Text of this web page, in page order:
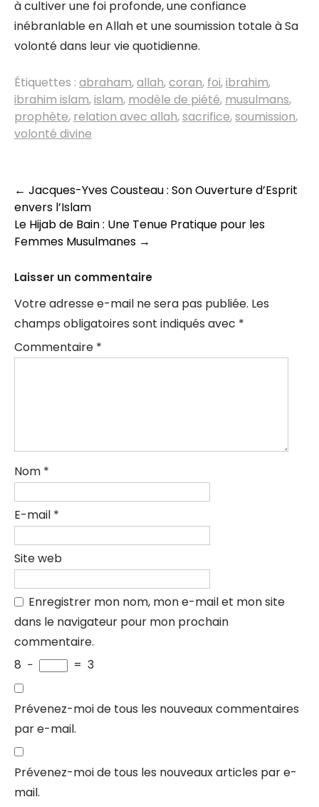
à cultiver une foi profonde, une confiance
inébranlable en Allah et une soumission totale à Sa
volonté dans leur vie quotidienne.
Étiquettes : abraham,allah,coran, foi,ibrahim,
ibrahim islam,islam, modèle de piété, musulmans,
prophète, relation avec allah,sacrifice,soumission,
volonté divine
Navigation
des
articles
← Jacques-Yves Cousteau : Son Ouverture d’Esprit
envers l’Islam
Le Hijab de Bain : Une Tenue Pratique pour les
Femmes Musulmanes →
Laisser un commentaire
Votre adresse e-mail ne sera pas publiée. Les
champs obligatoires sont indiqués avec *
Commentaire *
Nom *
E-mail *
Site web
Enregistrer mon nom, mon e-mail et mon site
dans le navigateur pour mon prochain
commentaire.
8 − = 3
Prévenez-moi de tous les nouveaux commentaires
par e-mail.
Prévenez-moi de tous les nouveaux articles par e-
mail.